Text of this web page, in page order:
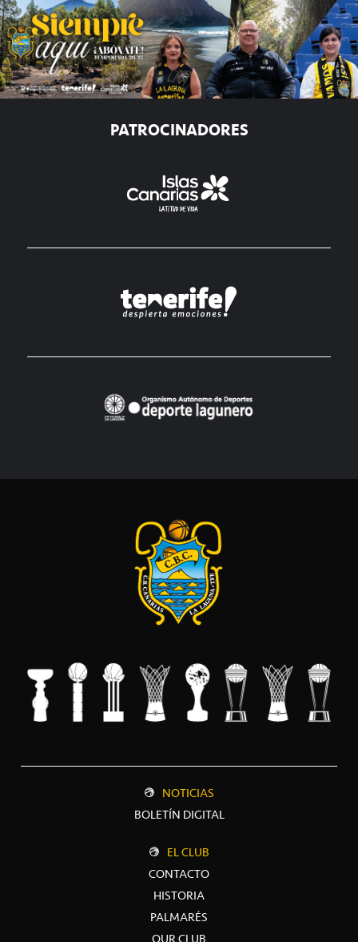
PATROCINADORES
NOTICIAS
BOLETÍN DIGITAL
EL CLUB
CONTACTO
HISTORIA
PALMARÉS